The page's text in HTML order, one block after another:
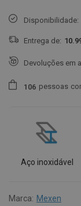
Disponibilidade:
Entrega de:
Devoluções em
1 06 pessoas
Aço inoxidável
Marca: Mexen